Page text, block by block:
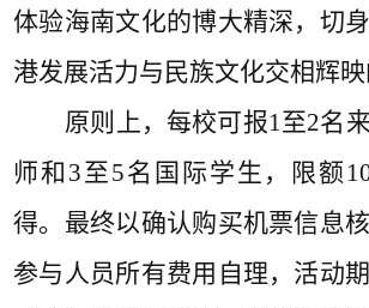
体验海南文化的博大精深，切
港发展活力与民族文化交相辉映
原则上，每校可报1至2名
师和3至5名国际学生，限额
得。最终以确认购买机票信息核
参与人员所有费用自理，活动